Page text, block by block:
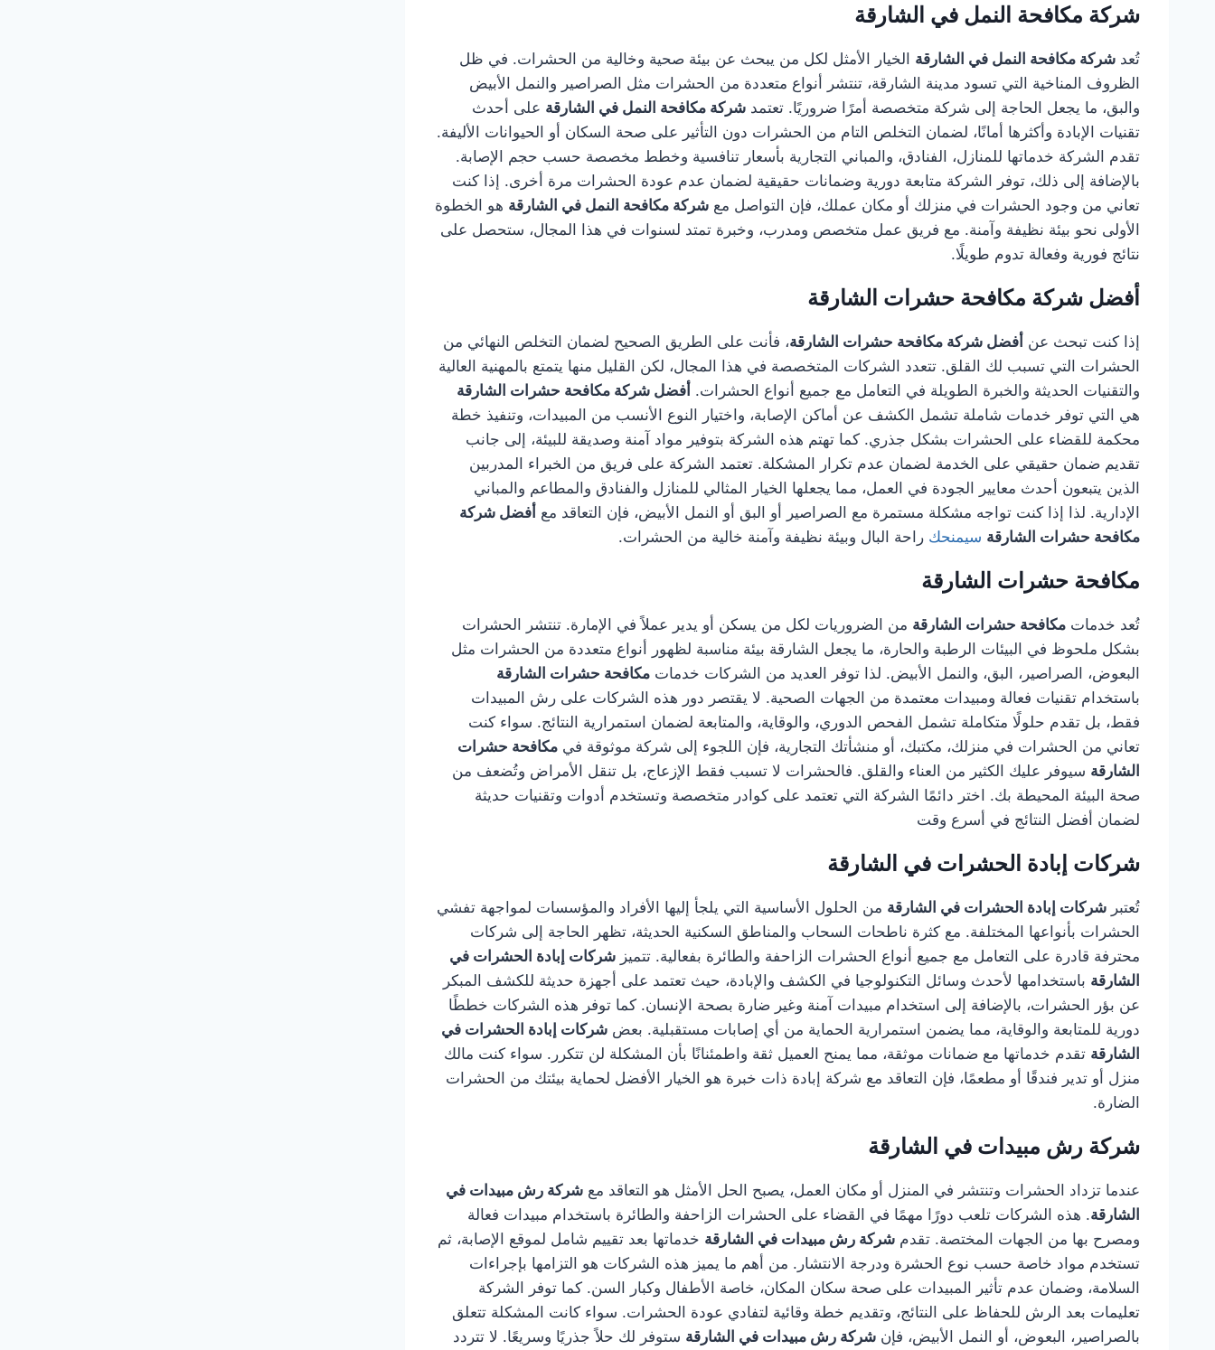
شركة مكافحة النمل في الشارقة
تُعدشركة مكافحة النمل في الشارقة الخيار الأمثل لكل من يبحث عن بيئة صحية وخالية من الحشرات. في ظل
الظروف المناخية التي تسود مدينة الشارقة، تنتشر أنواع متعددة من الحشرات مثل الصراصير والنمل الأبيض
والبق، ما يجعل الحاجة إلى شركة متخصصة أمرًا ضروريًا. تعتمدشركة مكافحة النمل في الشارقة على أحدث
تقنيات الإبادة وأكثرها أمانًا، لضمان التخلص التام من الحشرات دون التأثير على صحة السكان أو الحيوانات الأليفة.
تقدم الشركة خدماتها للمنازل، الفنادق، والمباني التجارية بأسعار تنافسية وخطط مخصصة حسب حجم الإصابة.
بالإضافة إلى ذلك، توفر الشركة متابعة دورية وضمانات حقيقية لضمان عدم عودة الحشرات مرة أخرى. إذا كنت
تعاني من وجود الحشرات في منزلك أو مكان عملك، فإن التواصل معشركة مكافحة النمل في الشارقة هو الخطوة
الأولى نحو بيئة نظيفة وآمنة. مع فريق عمل متخصص ومدرب، وخبرة تمتد لسنوات في هذا المجال، ستحصل على
نتائج فورية وفعالة تدوم طويلًا.
أفضل شركة مكافحة حشرات الشارقة
إذا كنت تبحث عنأفضل شركة مكافحة حشرات الشارقة، فأنت على الطريق الصحيح لضمان التخلص النهائي من
الحشرات التي تسبب لك القلق. تتعدد الشركات المتخصصة في هذا المجال، لكن القليل منها يتمتع بالمهنية العالية
والتقنيات الحديثة والخبرة الطويلة في التعامل مع جميع أنواع الحشرات.أفضل شركة مكافحة حشرات الشارقة
هي التي توفر خدمات شاملة تشمل الكشف عن أماكن الإصابة، واختيار النوع الأنسب من المبيدات، وتنفيذ خطة
محكمة للقضاء على الحشرات بشكل جذري. كما تهتم هذه الشركة بتوفير مواد آمنة وصديقة للبيئة، إلى جانب
تقديم ضمان حقيقي على الخدمة لضمان عدم تكرار المشكلة. تعتمد الشركة على فريق من الخبراء المدربين
الذين يتبعون أحدث معايير الجودة في العمل، مما يجعلها الخيار المثالي للمنازل والفنادق والمطاعم والمباني
الإدارية. لذا إذا كنت تواجه مشكلة مستمرة مع الصراصير أو البق أو النمل الأبيض، فإن التعاقد معأفضل شركة
مكافحة حشرات الشارقة سيمنحك راحة البال وبيئة نظيفة وآمنة خالية من الحشرات.
مكافحة حشرات الشارقة
تُعد خدماتمكافحة حشرات الشارقة من الضروريات لكل من يسكن أو يدير عملاً في الإمارة. تنتشر الحشرات
بشكل ملحوظ في البيئات الرطبة والحارة، ما يجعل الشارقة بيئة مناسبة لظهور أنواع متعددة من الحشرات مثل
البعوض، الصراصير، البق، والنمل الأبيض. لذا توفر العديد من الشركات خدماتمكافحة حشرات الشارقة
باستخدام تقنيات فعالة ومبيدات معتمدة من الجهات الصحية. لا يقتصر دور هذه الشركات على رش المبيدات
فقط، بل تقدم حلولًا متكاملة تشمل الفحص الدوري، والوقاية، والمتابعة لضمان استمرارية النتائج. سواء كنت
تعاني من الحشرات في منزلك، مكتبك، أو منشأتك التجارية، فإن اللجوء إلى شركة موثوقة فيمكافحة حشرات
الشارقة سيوفر عليك الكثير من العناء والقلق. فالحشرات لا تسبب فقط الإزعاج، بل تنقل الأمراض وتُضعف من
صحة البيئة المحيطة بك. اختر دائمًا الشركة التي تعتمد على كوادر متخصصة وتستخدم أدوات وتقنيات حديثة
لضمان أفضل النتائج في أسرع وقت
شركات إبادة الحشرات في الشارقة
تُعتبرشركات إبادة الحشرات في الشارقة من الحلول الأساسية التي يلجأ إليها الأفراد والمؤسسات لمواجهة تفشي
الحشرات بأنواعها المختلفة. مع كثرة ناطحات السحاب والمناطق السكنية الحديثة، تظهر الحاجة إلى شركات
محترفة قادرة على التعامل مع جميع أنواع الحشرات الزاحفة والطائرة بفعالية. تتميزشركات إبادة الحشرات في
الشارقة باستخدامها لأحدث وسائل التكنولوجيا في الكشف والإبادة، حيث تعتمد على أجهزة حديثة للكشف المبكر
عن بؤر الحشرات، بالإضافة إلى استخدام مبيدات آمنة وغير ضارة بصحة الإنسان. كما توفر هذه الشركات خططًا
دورية للمتابعة والوقاية، مما يضمن استمرارية الحماية من أي إصابات مستقبلية. بعضشركات إبادة الحشرات في
الشارقة تقدم خدماتها مع ضمانات موثقة، مما يمنح العميل ثقة واطمئنانًا بأن المشكلة لن تتكرر. سواء كنت مالك
منزل أو تدير فندقًا أو مطعمًا، فإن التعاقد مع شركة إبادة ذات خبرة هو الخيار الأفضل لحماية بيئتك من الحشرات
الضارة.
شركة رش مبيدات في الشارقة
عندما تزداد الحشرات وتنتشر في المنزل أو مكان العمل، يصبح الحل الأمثل هو التعاقد معشركة رش مبيدات في
الشارقة. هذه الشركات تلعب دورًا مهمًا في القضاء على الحشرات الزاحفة والطائرة باستخدام مبيدات فعالة
ومصرح بها من الجهات المختصة. تقدمشركة رش مبيدات في الشارقة خدماتها بعد تقييم شامل لموقع الإصابة، ثم
تستخدم مواد خاصة حسب نوع الحشرة ودرجة الانتشار. من أهم ما يميز هذه الشركات هو التزامها بإجراءات
السلامة، وضمان عدم تأثير المبيدات على صحة سكان المكان، خاصة الأطفال وكبار السن. كما توفر الشركة
تعليمات بعد الرش للحفاظ على النتائج، وتقديم خطة وقائية لتفادي عودة الحشرات. سواء كانت المشكلة تتعلق
بالصراصير، البعوض، أو النمل الأبيض، فإنشركة رش مبيدات في الشارقة ستوفر لك حلاً جذريًا وسريعًا. لا تتردد